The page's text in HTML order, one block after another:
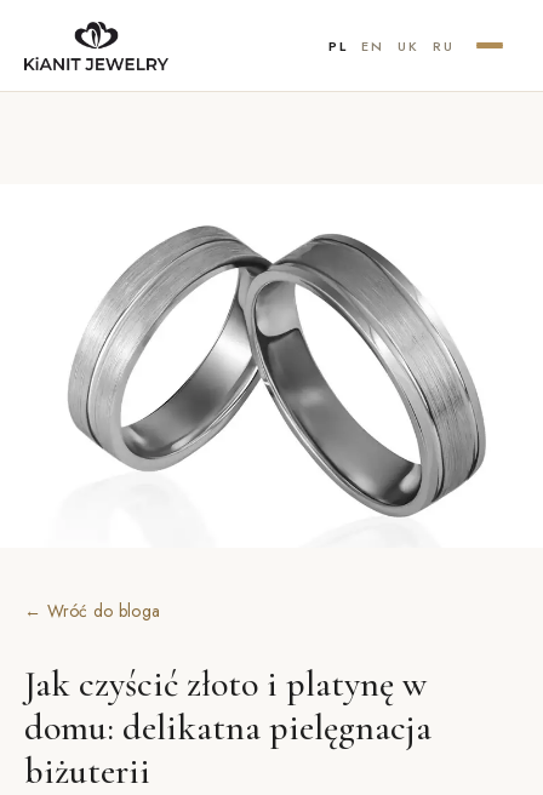
PL EN UK RU
← Wróć do bloga
Jak czyścić złoto i platynę w
domu: delikatna pielęgnacja
biżuterii